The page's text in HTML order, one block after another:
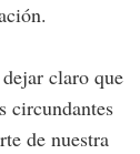
claro que
circundantes
de nuestra